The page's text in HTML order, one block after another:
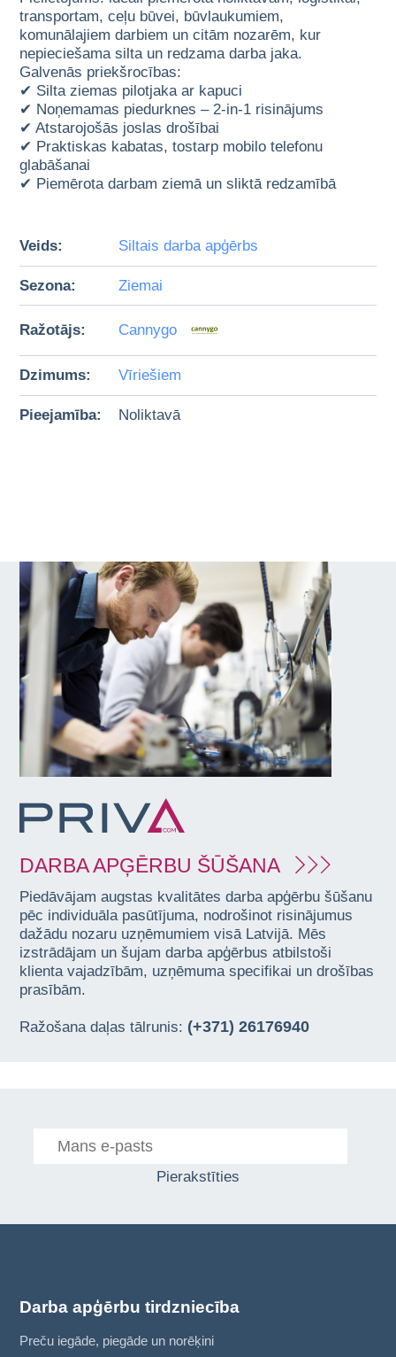
transportam, ceļu būvei, būvlaukumiem,
komunālajiem darbiem un citām nozarēm, kur
nepieciešama silta un redzama darba jaka.
Galvenās priekšrocības:
✔ Silta ziemas pilotjaka ar kapuci
✔ Noņemamas piedurknes – 2-in-1 risinājums
✔ Atstarojošās joslas drošībai
✔ Praktiskas kabatas, tostarp mobilo telefonu
glabāšanai
✔ Piemērota darbam ziemā un sliktā redzamībā
Veids: Siltais darba apģērbs
Sezona: Ziemai
Ražotājs: Cannygo
Dzimums: Vīriešiem
Pieejamība: Noliktavā
DARBA APĢĒRBU ŠŪŠANA
Piedāvājam augstas kvalitātes darba apģērbu šūšanu
pēc individuāla pasūtījuma, nodrošinot risinājumus
dažādu nozaru uzņēmumiem visā Latvijā. Mēs
izstrādājam un šujam darba apģērbus atbilstoši
klienta vajadzībām, uzņēmuma specifikai un drošības
prasībām.
Ražošana daļas tālrunis: (+371) 26176940
Pierakstīties
Darba apģērbu tirdzniecība
Preču iegāde, piegāde un norēķini